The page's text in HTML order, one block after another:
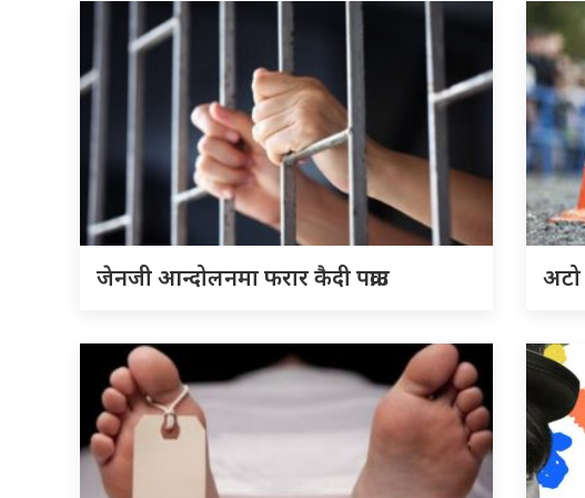
जेनजी आन्दोलनमा फरार कैदी पक्राउ अटो